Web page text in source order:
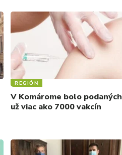
REGIÓN
V Komárome bolo podaných
už viac ako 7000 vakcín